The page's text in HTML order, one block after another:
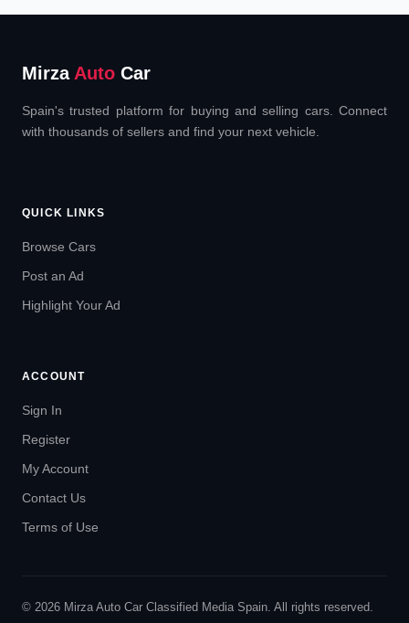
Mirza Auto Car
Spain's trusted platform for buying and selling cars. Connect
with thousands of sellers and find your next vehicle.
QUICK LINKS
Browse Cars
Post an Ad
Highlight Your Ad
ACCOUNT
Sign In
Register
My Account
Contact Us
Terms of Use
© 2026 Mirza Auto Car Classified Media Spain. All rights reserved.